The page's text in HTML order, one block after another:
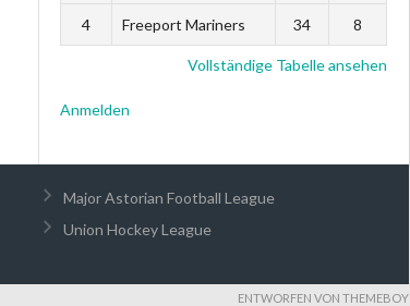
4 Freeport Mariners 34 8
Vollständige Tabelle ansehen
Anmelden
Major Astorian Football League
Union Hockey League
ENTWORFEN VON THEMEBOY